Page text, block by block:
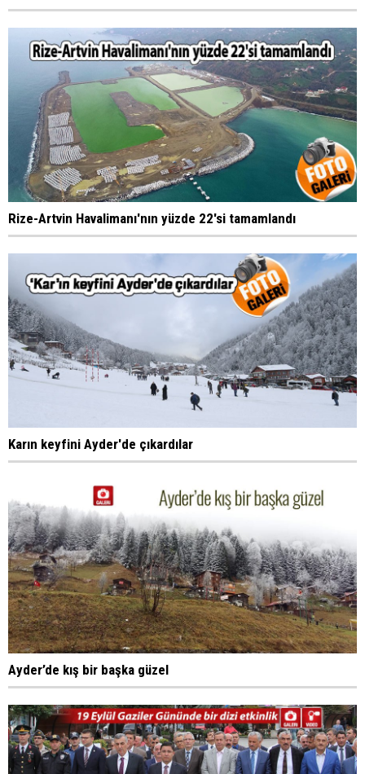
Rize-Artvin Havalimanı'nın yüzde 22'si tamamlandı
Karın keyfini Ayder'de çıkardılar
Ayder’de kış bir başka güzel